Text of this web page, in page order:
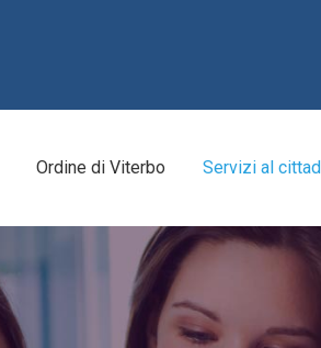
Ordine di Viterbo Servizi al